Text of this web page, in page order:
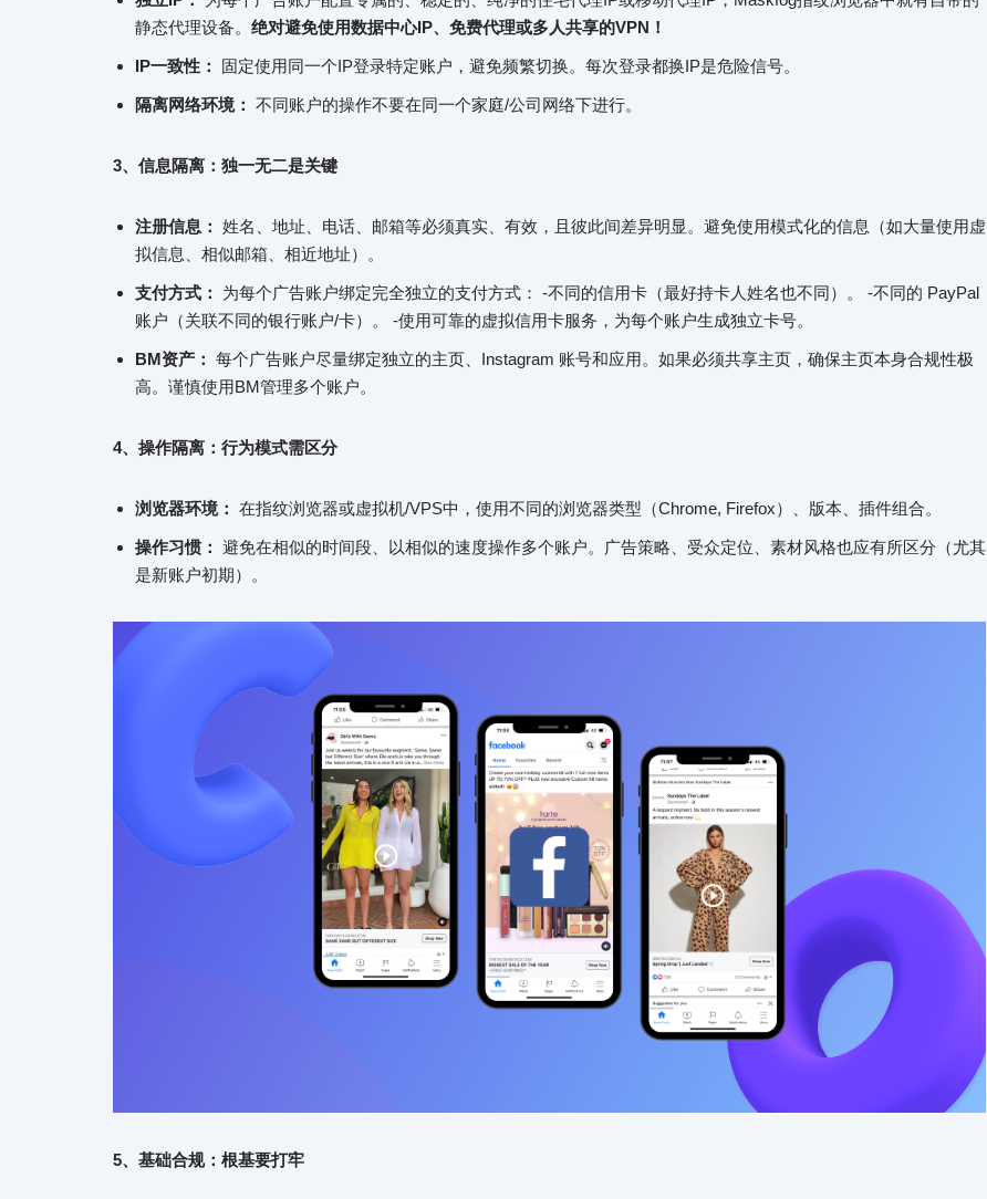
静态代理设备。 绝对避免使用数据中心IP、免费代理或多人共享的VPN！
IP一致性： 固定使用同一个IP登录特定账户，避免频繁切换。每次登录都换IP是危险信号。
隔离网络环境： 不同账户的操作不要在同一个家庭/公司网络下进行。
3、信息隔离：独一无二是关键
注册信息： 姓名、地址、电话、邮箱等必须真实、有效，且彼此间差异明显。避免使用模式化的信息（如大量使用虚
拟信息、相似邮箱、相近地址）。
支付方式：
为每个广告账户绑定完全独立的支付方式： -不同的信用卡（最好持卡人姓名也不同）。 -不同的 PayPal
账户（关联不同的银行账户/卡）。 -使用可靠的虚拟信用卡服务，为每个账户生成独立卡号。
BM资产： 每个广告账户尽量绑定独立的主页、Instagram 账号和应用。如果必须共享主页，确保主页本身合规性极
高。谨慎使用BM管理多个账户。
4、操作隔离：行为模式需区分
浏览器环境： 在指纹浏览器或虚拟机/VPS中，使用不同的浏览器类型（Chrome, Firefox）、版本、插件组合。
操作习惯： 避免在相似的时间段、以相似的速度操作多个账户。广告策略、受众定位、素材风格也应有所区分（尤其
是新账户初期）。
5、基础合规：根基要打牢